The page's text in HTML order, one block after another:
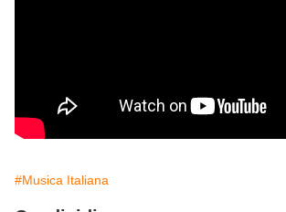
#Musica Italiana